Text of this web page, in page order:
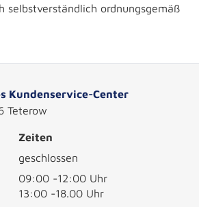
selbstverständlich ordnungsgemäß
Kundenservice-Center
Teterow
Zeiten
geschlossen
09:00 -12:00 Uhr
13:00 -18.00 Uhr